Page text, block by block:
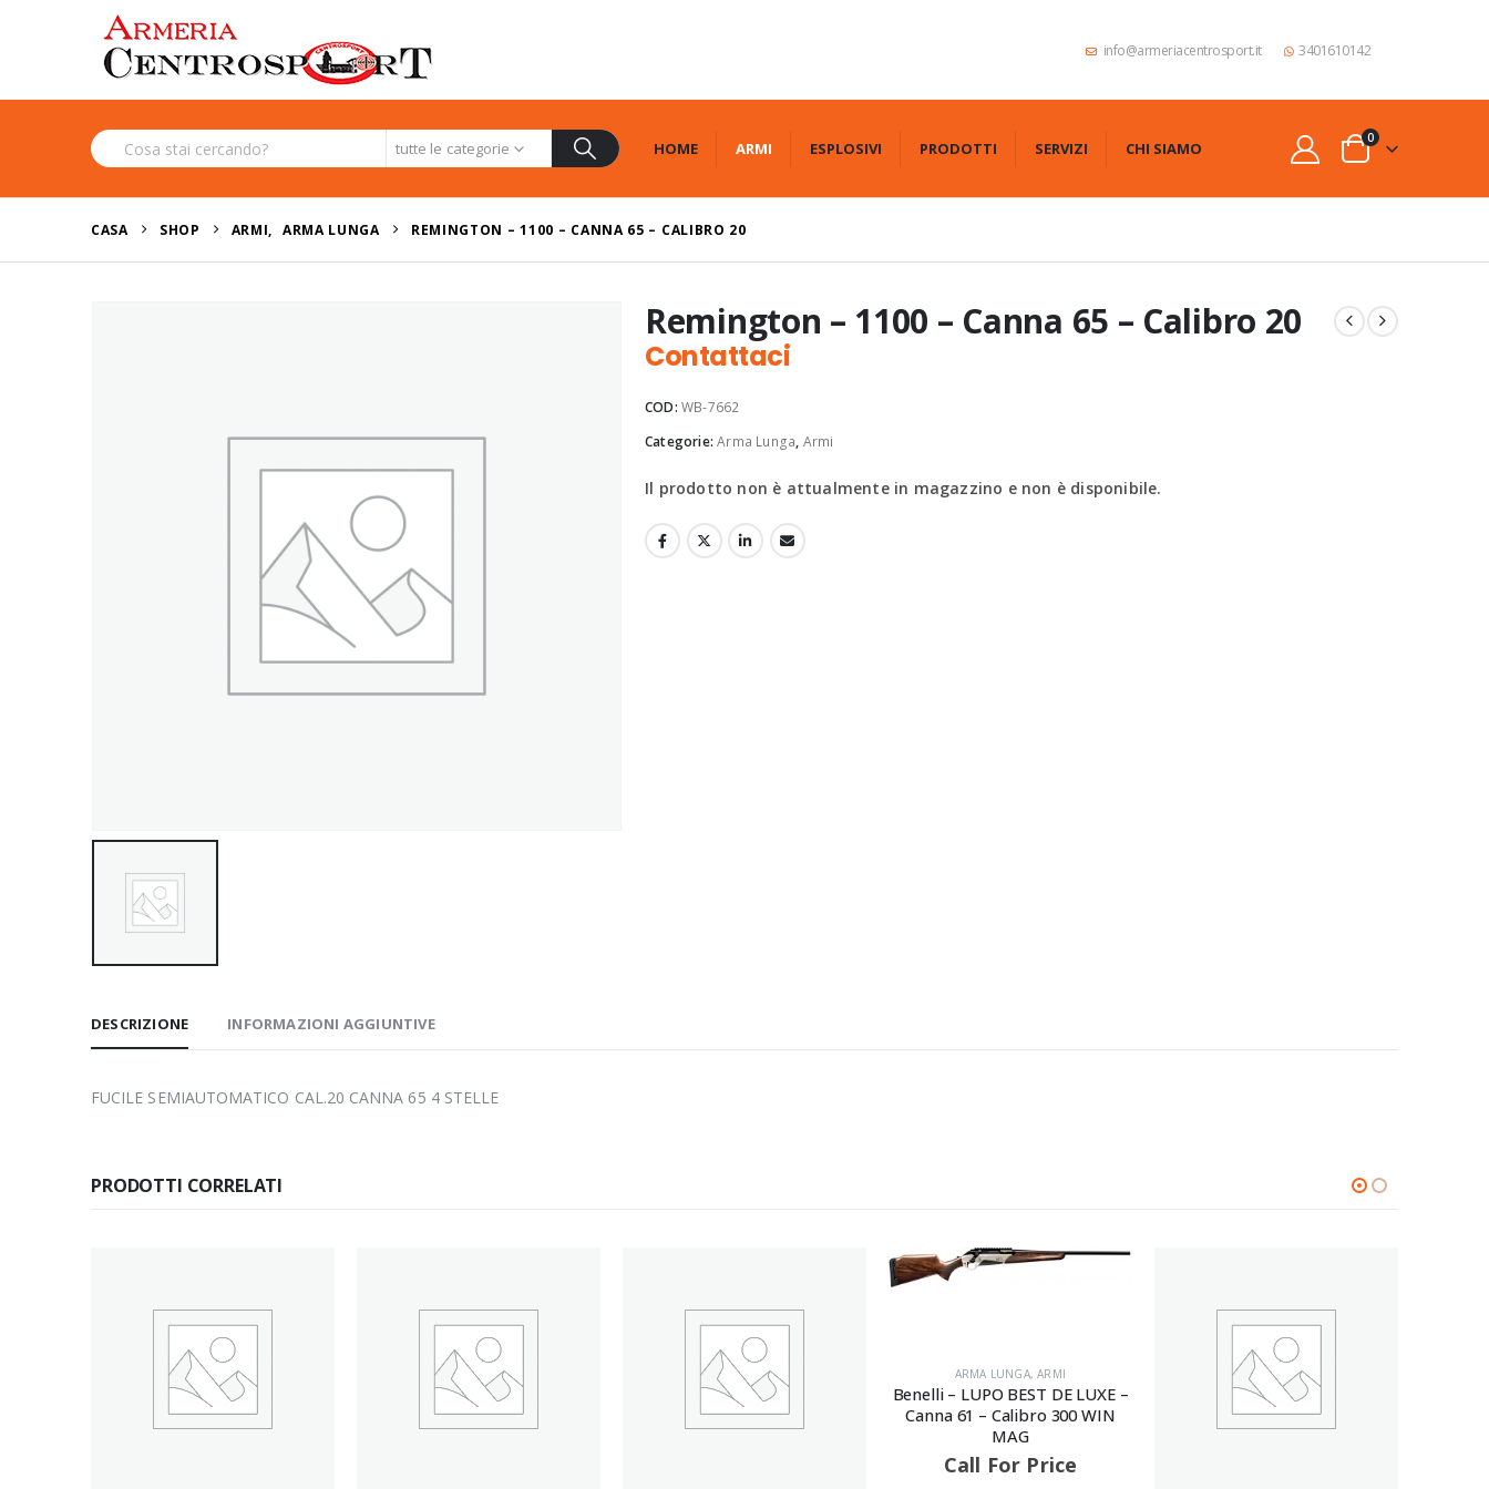
info@armeriacentrosport.it 3401610142
tutte le categorie HOME ARMI ESPLOSIVI PRODOTTI SERVIZI CHI SIAMO
0
CASA SHOP ARMI, ARMA LUNGA REMINGTON – 1100 – CANNA 65 – CALIBRO 20
Remington – 1100 – Canna 65 – Calibro 20
Contattaci
COD: WB-7662
Categorie:Arma Lunga, Armi
Il prodotto non è attualmente in magazzino e non è disponibile.
DESCRIZIONE INFORMAZIONI AGGIUNTIVE
FUCILE SEMIAUTOMATICO CAL.20 CANNA 65 4 STELLE
PRODOTTI CORRELATI
ARMA LUNGA,ARMI
Benelli – LUPO BEST DE LUXE –
Canna 61 – Calibro 300 WIN
MAG
Call For Price